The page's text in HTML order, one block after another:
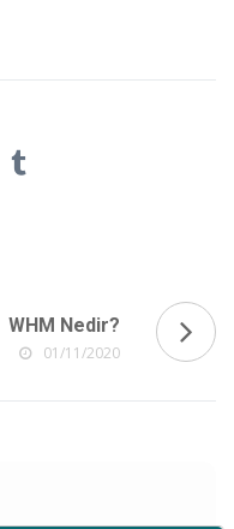
WHM Nedir?
01/11/2020